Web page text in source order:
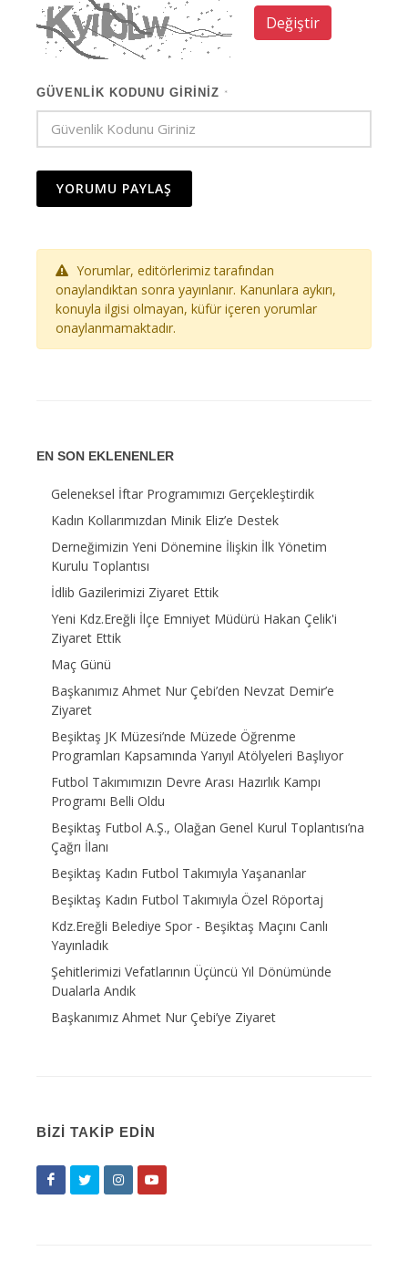
Değiştir
GÜVENLIK KODUNU GIRINIZ *
YORUMU PAYLAŞ
Yorumlar, editörlerimiz tarafından
onaylandıktan sonra yayınlanır. Kanunlara aykırı,
konuyla ilgisi olmayan, küfür içeren yorumlar
onaylanmamaktadır.
EN SON EKLENENLER
Geleneksel İftar Programımızı Gerçekleştirdik
Kadın Kollarımızdan Minik Eliz’e Destek
Derneğimizin Yeni Dönemine İlişkin İlk Yönetim
Kurulu Toplantısı
İdlib Gazilerimizi Ziyaret Ettik
Yeni Kdz.Ereğli İlçe Emniyet Müdürü Hakan Çelik'i
Ziyaret Ettik
Maç Günü
Başkanımız Ahmet Nur Çebi’den Nevzat Demir’e
Ziyaret
Beşiktaş JK Müzesi’nde Müzede Öğrenme
Programları Kapsamında Yarıyıl Atölyeleri Başlıyor
Futbol Takımımızın Devre Arası Hazırlık Kampı
Programı Belli Oldu
Beşiktaş Futbol A.Ş., Olağan Genel Kurul Toplantısı’na
Çağrı İlanı
Beşiktaş Kadın Futbol Takımıyla Yaşananlar
Beşiktaş Kadın Futbol Takımıyla Özel Röportaj
Kdz.Ereğli Belediye Spor - Beşiktaş Maçını Canlı
Yayınladık
Şehitlerimizi Vefatlarının Üçüncü Yıl Dönümünde
Dualarla Andık
Başkanımız Ahmet Nur Çebi’ye Ziyaret
BIZI TAKIP EDIN